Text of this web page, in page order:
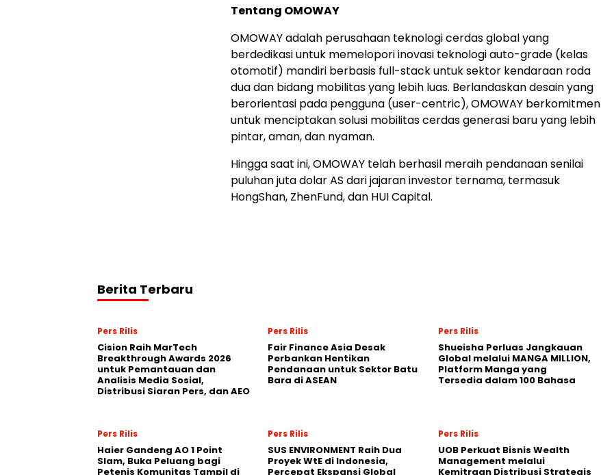
Tentang OMOWAY
OMOWAY adalah perusahaan teknologi cerdas global yang
berdedikasi untuk memelopori inovasi teknologi auto-grade (kelas
otomotif) mandiri berbasis full-stack untuk sektor kendaraan roda
dua dan bidang mobilitas yang lebih luas. Berlandaskan desain yang
berorientasi pada pengguna (user-centric), OMOWAY berkomitmen
untuk menciptakan solusi mobilitas cerdas generasi baru yang lebih
pintar, aman, dan nyaman.
Hingga saat ini, OMOWAY telah berhasil meraih pendanaan senilai
puluhan juta dolar AS dari jajaran investor ternama, termasuk
HongShan, ZhenFund, dan HUI Capital.
Berita Terbaru
Pers Rilis
Cision Raih MarTech
Breakthrough Awards 2026
untuk Pemantauan dan
Analisis Media Sosial,
Distribusi Siaran Pers, dan AEO
Pers Rilis
Fair Finance Asia Desak
Perbankan Hentikan
Pendanaan untuk Sektor Batu
Bara di ASEAN
Pers Rilis
Shueisha Perluas Jangkauan
Global melalui MANGA MILLION,
Platform Manga yang
Tersedia dalam 100 Bahasa
Pers Rilis
Haier Gandeng AO 1 Point
Slam, Buka Peluang bagi
Petenis Komunitas Tampil di
Pers Rilis
SUS ENVIRONMENT Raih Dua
Proyek WtE di Indonesia,
Percepat Ekspansi Global
Pers Rilis
UOB Perkuat Bisnis Wealth
Management melalui
Kemitraan Distribusi Strategis